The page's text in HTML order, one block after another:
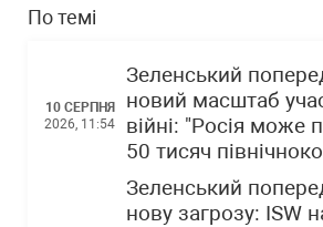
По темі
10 СЕРПНЯ
2026, 11:54
Зеленський
новий масштаб
війні: "Росія може
50 тисяч
Зеленський
нову загрозу: ISW